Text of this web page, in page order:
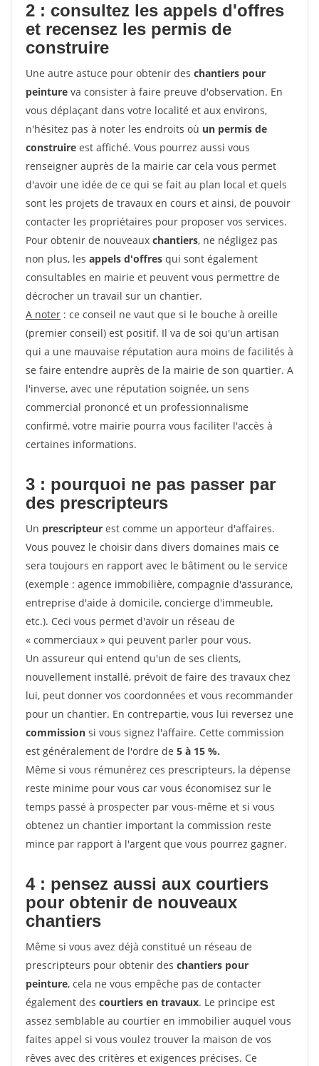
2 : consultez les appels d'offres
et recensez les permis de
construire
Une autre astuce pour obtenir des chantiers pour
peinture va consister à faire preuve d'observation. En
vous déplaçant dans votre localité et aux environs,
n'hésitez pas à noter les endroits où un permis de
construire est affiché. Vous pourrez aussi vous
renseigner auprès de la mairie car cela vous permet
d'avoir une idée de ce qui se fait au plan local et quels
sont les projets de travaux en cours et ainsi, de pouvoir
contacter les propriétaires pour proposer vos services.
Pour obtenir de nouveaux chantiers, ne négligez pas
non plus, les appels d'offres qui sont également
consultables en mairie et peuvent vous permettre de
décrocher un travail sur un chantier.
A noter : ce conseil ne vaut que si le bouche à oreille
(premier conseil) est positif. Il va de soi qu'un artisan
qui a une mauvaise réputation aura moins de facilités à
se faire entendre auprès de la mairie de son quartier. A
l'inverse, avec une réputation soignée, un sens
commercial prononcé et un professionnalisme
confirmé, votre mairie pourra vous faciliter l'accès à
certaines informations.
3 : pourquoi ne pas passer par
des prescripteurs
Un prescripteur est comme un apporteur d'affaires.
Vous pouvez le choisir dans divers domaines mais ce
sera toujours en rapport avec le bâtiment ou le service
(exemple : agence immobilière, compagnie d'assurance,
entreprise d'aide à domicile, concierge d'immeuble,
etc.). Ceci vous permet d'avoir un réseau de
« commerciaux » qui peuvent parler pour vous.
Un assureur qui entend qu'un de ses clients,
nouvellement installé, prévoit de faire des travaux chez
lui, peut donner vos coordonnées et vous recommander
pour un chantier. En contrepartie, vous lui reversez une
commission si vous signez l'affaire. Cette commission
est généralement de l'ordre de 5 à 15 %.
Même si vous rémunérez ces prescripteurs, la dépense
reste minime pour vous car vous économisez sur le
temps passé à prospecter par vous-même et si vous
obtenez un chantier important la commission reste
mince par rapport à l'argent que vous pourrez gagner.
4 : pensez aussi aux courtiers
pour obtenir de nouveaux
chantiers
Même si vous avez déjà constitué un réseau de
prescripteurs pour obtenir des chantiers pour
peinture, cela ne vous empêche pas de contacter
également des courtiers en travaux. Le principe est
assez semblable au courtier en immobilier auquel vous
faites appel si vous voulez trouver la maison de vos
rêves avec des critères et exigences précises. Ce